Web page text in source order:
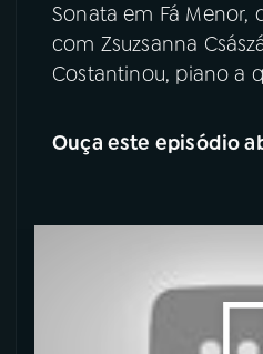
Sonata em Fá Menor,
com Zsuzsanna
Costantinou, piano a
Ouça este episódio